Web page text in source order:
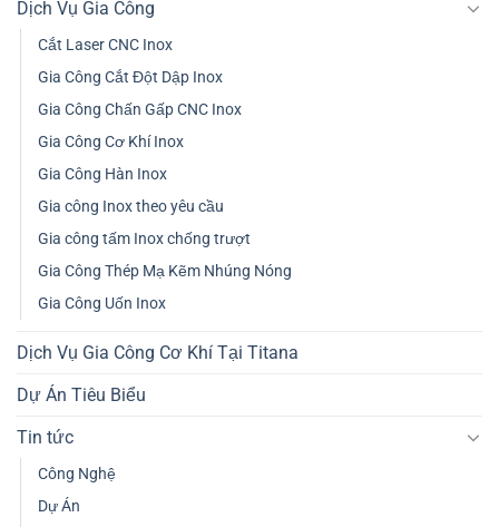
Dịch Vụ Gia Công
Cắt Laser CNC Inox
Gia Công Cắt Đột Dập Inox
Gia Công Chấn Gấp CNC Inox
Gia Công Cơ Khí Inox
Gia Công Hàn Inox
Gia công Inox theo yêu cầu
Gia công tấm Inox chống trượt
Gia Công Thép Mạ Kẽm Nhúng Nóng
Gia Công Uốn Inox
Dịch Vụ Gia Công Cơ Khí Tại Titana
Dự Án Tiêu Biểu
Tin tức
Công Nghệ
Dự Án